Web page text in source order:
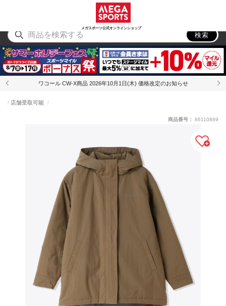
メガスポーツ公式オンラインショップ
アウトドア
検索
ワコール CW-X商品 2026年10月1日(木) 価格改定のお知らせ
店舗受取可能
商品番号： 86110889